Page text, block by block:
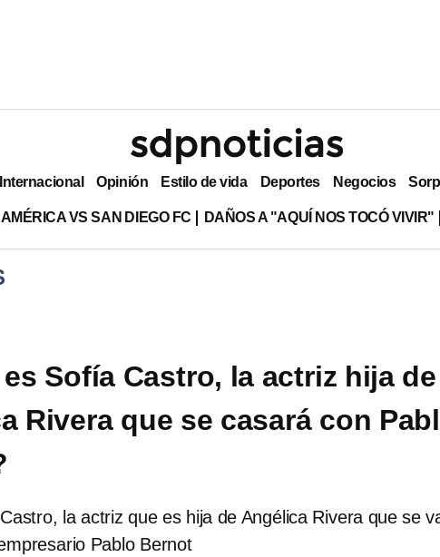
Internacional Opinión Estilo de vida Deportes Negocios
AMÉRICA VS SAN DIEGO FC DAÑOS A "AQUÍ NOS TOCÓ VIVIR"
Sofía Castro, la actriz hija de
Rivera que se casará con
la actriz que es hija de Angélica Rivera que se
Pablo Bernot